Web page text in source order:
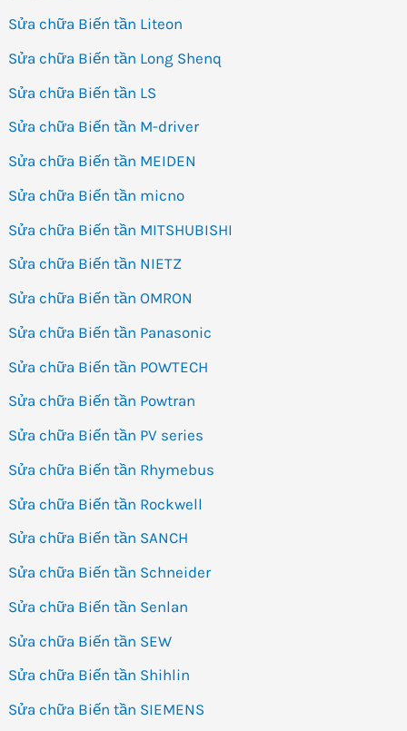
Sửa chữa Biến tần Liteon
Sửa chữa Biến tần Long Shenq
Sửa chữa Biến tần LS
Sửa chữa Biến tần M-driver
Sửa chữa Biến tần MEIDEN
Sửa chữa Biến tần micno
Sửa chữa Biến tần MITSHUBISHI
Sửa chữa Biến tần NIETZ
Sửa chữa Biến tần OMRON
Sửa chữa Biến tần Panasonic
Sửa chữa Biến tần POWTECH
Sửa chữa Biến tần Powtran
Sửa chữa Biến tần PV series
Sửa chữa Biến tần Rhymebus
Sửa chữa Biến tần Rockwell
Sửa chữa Biến tần SANCH
Sửa chữa Biến tần Schneider
Sửa chữa Biến tần Senlan
Sửa chữa Biến tần SEW
Sửa chữa Biến tần Shihlin
Sửa chữa Biến tần SIEMENS